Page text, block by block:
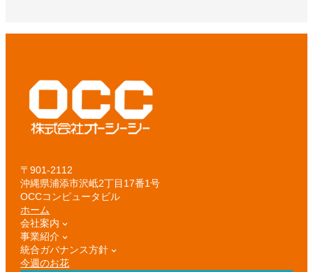
〒901-2112
沖縄県浦添市沢岻2丁目17番1号
OCCコンピュータビル
ホーム
会社案内
事業紹介
統合ガバナンス方針
今週のお花